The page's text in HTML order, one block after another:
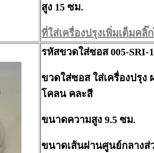
สูง 15 ซม.
ที่ใส่เครื่องปรุงเพิ่มเต็มคลิ๊
รหัสขวดใส่ซอส 005-SRI-
ขวดใส่ซอส ใส่เครื่องปรุง
โคลน คละสี
ขนาดความสูง 9.5 ซม.
ขนาดเส้นผ่านศูนย์กลางส่